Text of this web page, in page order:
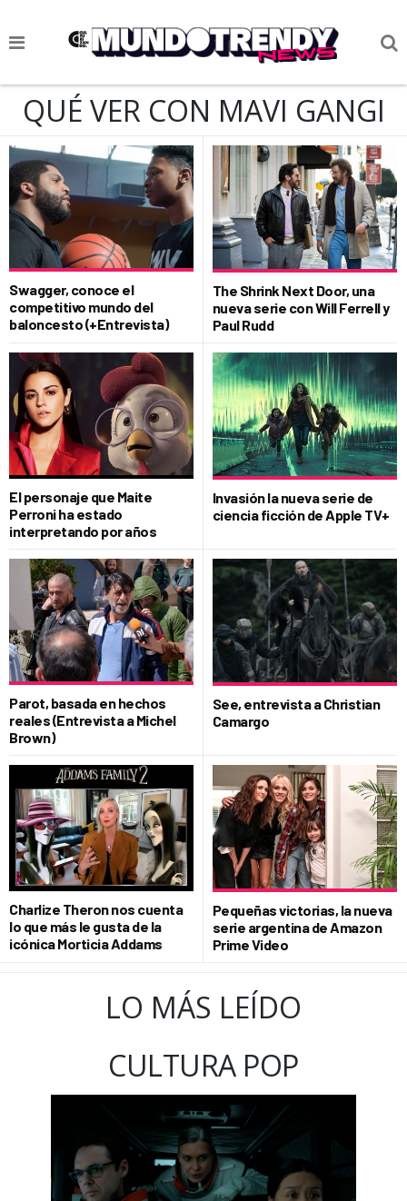
NOTICIAS
CULTURA POP
CIENCIA Y TECNOLOGÍA
VIDA
SOCIEDAD
CULTURIZANDO.COM
QUÉ VER CON MAVI GANGI
Swagger, conoce el
competitivo mundo del
baloncesto (+Entrevista)
The Shrink Next Door, una
nueva serie con Will Ferrell y
Paul Rudd
El personaje que Maite
Perroni ha estado
interpretando por años
Invasión la nueva serie de
ciencia ficción de Apple TV+
Parot, basada en hechos
reales (Entrevista a Michel
Brown)
See, entrevista a Christian
Camargo
Charlize Theron nos cuenta
lo que más le gusta de la
icónica Morticia Addams
Pequeñas victorias, la nueva
serie argentina de Amazon
Prime Video
LO MÁS LEÍDO
CULTURA POP